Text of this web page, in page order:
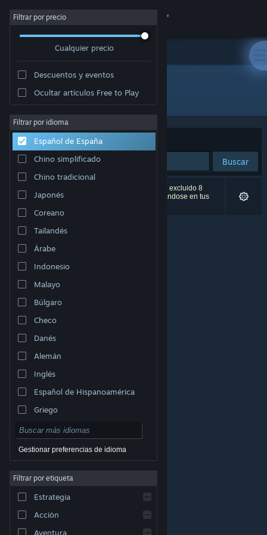
Iniciar sesión
Acerca de
Soporte
Cambiar idioma
Descargar Steam Mobile
Ver versión clásica
© Valve Corporation. Todos los derechos reservados.
respectivos dueños en EE. UU. y otros países.
Acuerdo de Suscriptor a Steam
Cookies
Filtrar por precio
Cualquier precio
Descuentos y eventos
Ocultar artículos Free to Play
Filtrar por idioma
Español de España
Chino simplificado
Chino tradicional
Japonés
Coreano
Tailandés
Árabe
Indonesio
Malayo
Búlgaro
Checo
Danés
Alemán
Inglés
Español de Hispanoamérica
Griego
Gestionar preferencias de idioma
Filtrar por etiqueta
Estrategia
Acción
Aventura
"Saturday Morning RPG"
Ordenar por Relevancia
Buscar
0 resultados coinciden con la búsqueda. Se han excluido 8
títulos (entre ellos,
) basándose en tus